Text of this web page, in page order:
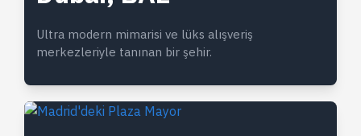
Ultra modern mimarisi ve lüks alışveriş
merkezleriyle tanınan bir şehir.